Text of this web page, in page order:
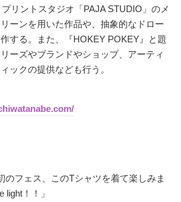
リントスタジオ「PAJA STUDIO」のメ
ーンを用いた作品や、抽象的なドロー
する。また、『HOKEY POKEY』と題
ーズやブランドやショップ、アーティ
ックの提供なども行う。
のフェス、このTシャツを着て楽しみま
light！！」